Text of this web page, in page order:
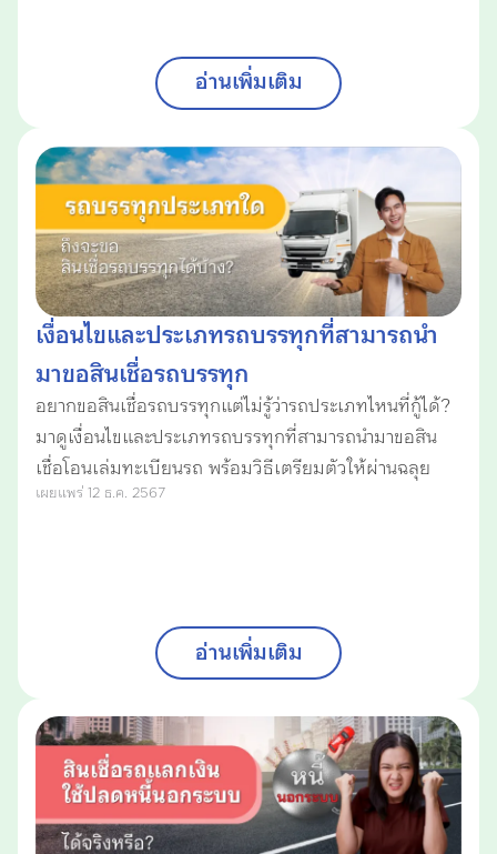
อ่านเพิ่มเติม
เงื่อนไขและประเภทรถบรรทุกที่สามารถนำ
มาขอสินเชื่อรถบรรทุก
อยากขอสินเชื่อรถบรรทุกแต่ไม่รู้ว่ารถประเภทไหนที่กู้ได้?
มาดูเงื่อนไขและประเภทรถบรรทุกที่สามารถนำมาขอสิน
เชื่อโอนเล่มทะเบียนรถ พร้อมวิธีเตรียมตัวให้ผ่านฉลุย
เผยแพร่ 12 ธ.ค. 2567
อ่านเพิ่มเติม